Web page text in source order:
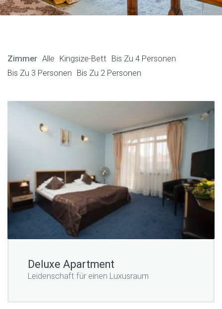
Zimmer Alle Kingsize-Bett Bis Zu 4 Personen
Bis Zu 3 Personen Bis Zu 2 Personen
Deluxe Apartment
Leidenschaft für einen Luxusraum